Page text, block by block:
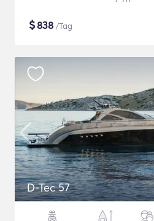
$838 /Tag
D-Tec 57